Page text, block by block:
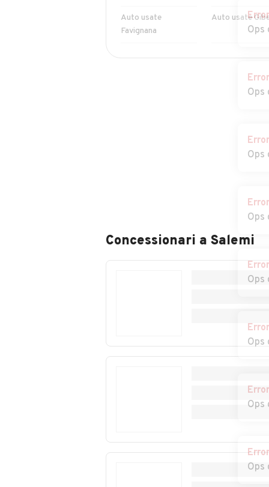
Auto usate
Favignana
Auto usate
Auto usate Paceco
Auto usate
Auto usate
Auto usate Vita
Concessionari aSalemi
Error
Ops
Error
Ops
Error
Ops
Error
Ops
Error
Ops
Error
Ops
Error
Ops
Error
Ops